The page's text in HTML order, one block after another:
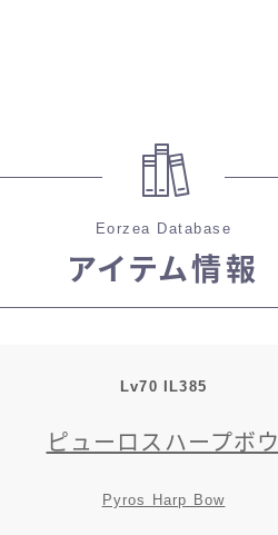
Eorzea Database
アイテム情報
Lv70 IL385
ピューロスハープボウ
Pyros Harp Bow